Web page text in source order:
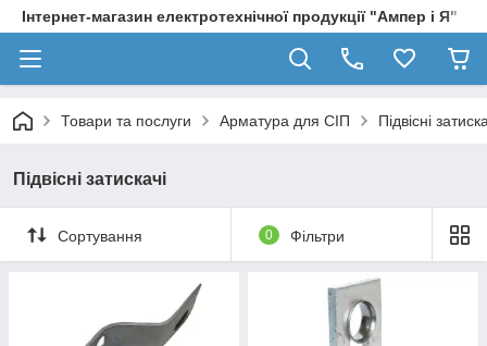
Інтернет-магазин електротехнічної продукції "Ампер і Я"
Товари та послуги Арматура для СІП Підвісні
Підвісні затискачі
Сортування 0 Фільтри